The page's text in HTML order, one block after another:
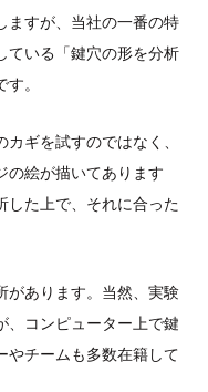
ますが、当社の一番の特
ている「鍵穴の形を分析
。
ギを試すのではなく、
の絵が描いてあります
した上で、それに合った
があります。当然、実験
、コンピューター上で鍵
やチームも多数在籍して